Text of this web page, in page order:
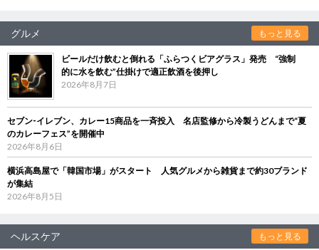
グルメ もっと見る
ビールだけ飲むと倒れる「ふらつくビアグラス」発売 “強制
的に水を飲む”仕掛けで適正飲酒を後押し
2026年8月7日
セブン‐イレブン、カレー15商品を一斉投入 名店監修から冷製うどんまで“夏
のカレーフェス”を開催中
2026年8月6日
横浜高島屋で「韓国市場」がスタート 人気グルメから雑貨まで約30ブランド
が集結
2026年8月5日
ヘルスケア もっと見る